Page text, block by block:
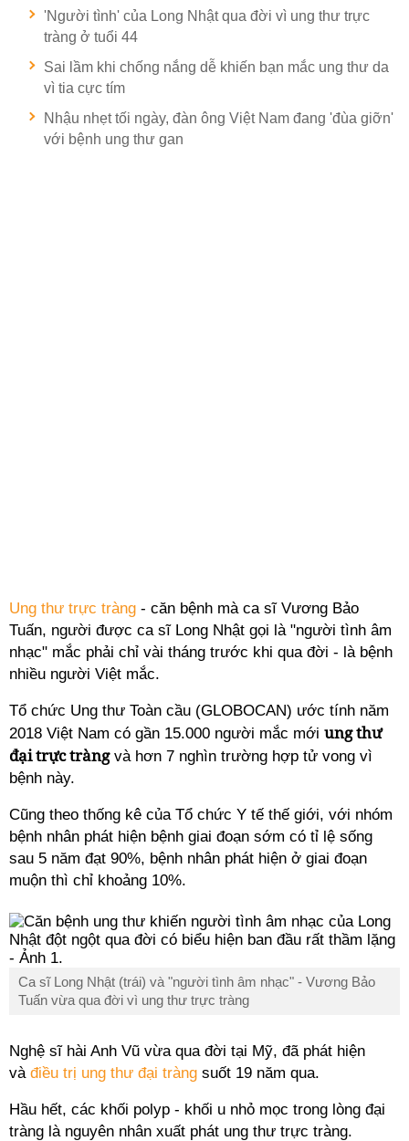
'Người tình' của Long Nhật qua đời vì ung thư trực
tràng ở tuổi 44
Sai lầm khi chống nắng dễ khiến bạn mắc ung thư da
vì tia cực tím
Nhậu nhẹt tối ngày, đàn ông Việt Nam đang 'đùa giỡn'
với bệnh ung thư gan
Ung thư trực tràng - căn bệnh mà ca sĩ Vương Bảo
Tuấn, người được ca sĩ Long Nhật gọi là "người tình âm
nhạc" mắc phải chỉ vài tháng trước khi qua đời - là bệnh
nhiều người Việt mắc.
Tổ chức Ung thư Toàn cầu (GLOBOCAN) ước tính năm
2018 Việt Nam có gần 15.000 người mắc mới ung thư
đại trực tràngvà hơn 7 nghìn trường hợp tử vong vì
bệnh này.
Cũng theo thống kê của Tổ chức Y tế thế giới, với nhóm
bệnh nhân phát hiện bệnh giai đoạn sớm có tỉ lệ sống
sau 5 năm đạt 90%, bệnh nhân phát hiện ở giai đoạn
muộn thì chỉ khoảng 10%.
Ca sĩ Long Nhật (trái) và "người tình âm nhạc" - Vương Bảo
Tuấn vừa qua đời vì ung thư trực tràng
Nghệ sĩ hài Anh Vũ vừa qua đời tại Mỹ, đã phát hiện
và điều trị ung thư đại tràng suốt 19 năm qua.
Hầu hết, các khối polyp - khối u nhỏ mọc trong lòng đại
tràng là nguyên nhân xuất phát ung thư trực tràng.